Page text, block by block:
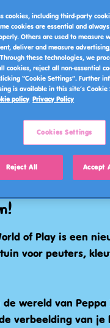
wondere
of Play is een
voor peuters,
wereld van
verbeelding van je
cookies, including third-party
cookies are essential and
Others are used to measure
deliver and measure
these technologies, we
cookies, reject all non-essential
“Cookie Settings”. Further
is available in this site’s
policy Privacy Policy
Cookies Settings
Reject All Accept